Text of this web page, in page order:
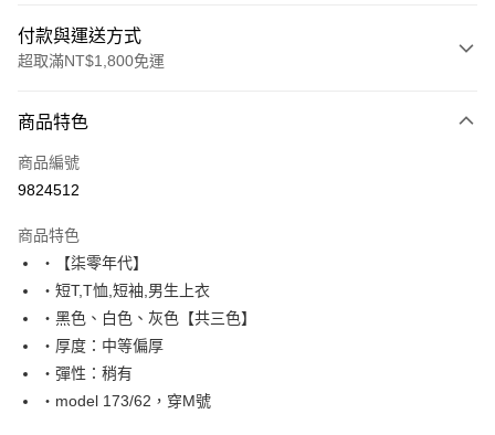
付款與運送方式
超取滿NT$1,800免運
信用卡一次付款
超商取貨付款
Apple Pay
街口支付
悠遊付
Google Pay
商品特色
商品編號
9824512
商品特色
‧【柒零年代】
‧短T,T恤,短袖,男生上衣
‧黑色、白色、灰色【共三色】
‧厚度：中等偏厚
‧彈性：稍有
‧model 173/62，穿M號